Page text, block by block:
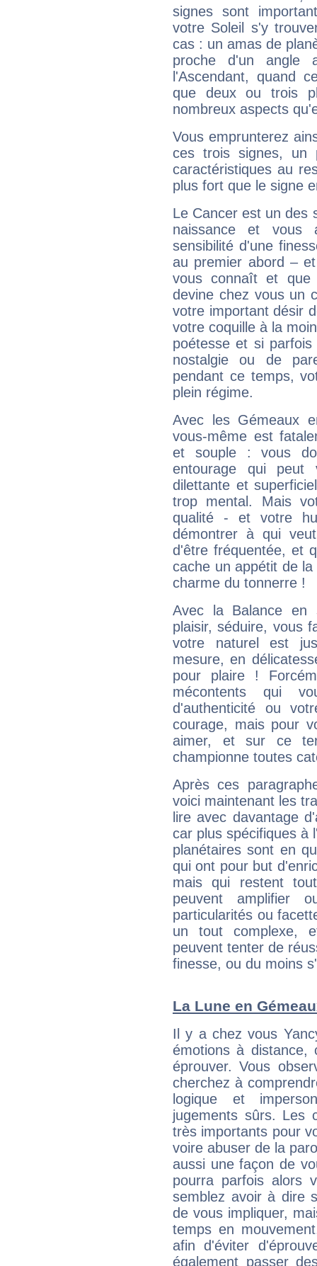
signes sont
votre Soleil s'y
cas : un amas de
proche d'un
l'Ascendant, quand
que deux ou trois
nombreux aspects
Vous emprunterez
ces trois signes, un
caractéristiques au
plus fort que le signe
Le Cancer est un des
naissance et vous
sensibilité d'une
au premier abord –
vous connaît et
devine chez vous un
votre important désir
votre coquille à la
poétesse et si
nostalgie ou de
pendant ce temps,
plein régime.
Avec les Gémeaux
vous-même est
et souple : vous
entourage qui
dilettante et
trop mental. Mais
qualité - et votre
démontrer à qui
d'être fréquentée, et
cache un appétit de
charme du tonnerre !
Avec la Balance en
plaisir, séduire, vous
votre naturel est
mesure, en
pour plaire !
mécontents qui
d'authenticité ou
courage, mais pour
aimer, et sur ce
championne toutes
Après ces
voici maintenant les
lire avec davantage
car plus spécifiques à
planétaires sont en
qui ont pour but
mais qui restent
peuvent amplifier
particularités ou
un tout complexe,
peuvent tenter de
finesse, ou du moins
La Lune en
Il y a chez vous
émotions à
éprouver. Vous
cherchez à
logique et
jugements sûrs. Les
très importants pour
voire abuser de la
aussi une façon de
pourra parfois alors
semblez avoir à dire
de vous impliquer,
temps en
afin d'éviter
également passer